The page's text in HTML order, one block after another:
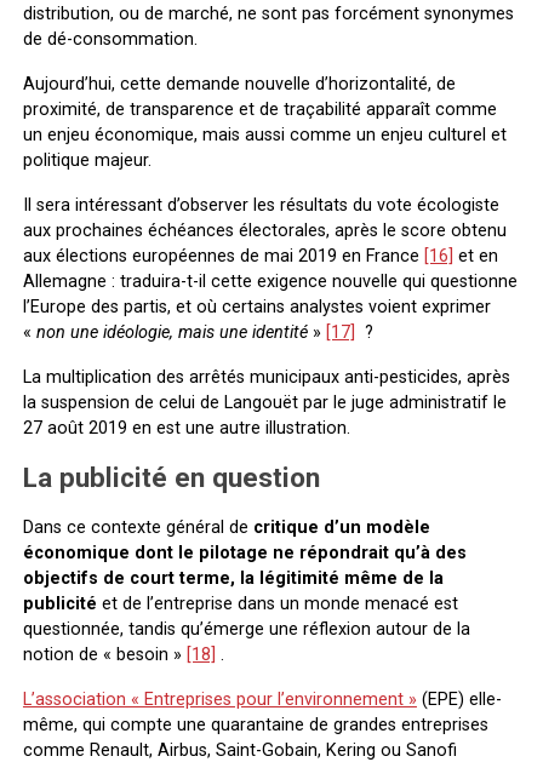
distribution, ou de marché, ne sont pas forcément synonymes
de dé-consommation.
Aujourd’hui, cette demande nouvelle d’horizontalité, de
proximité, de transparence et de traçabilité apparaît comme
un enjeu économique, mais aussi comme un enjeu culturel et
politique majeur.
Il sera intéressant d’observer les résultats du vote écologiste
aux prochaines échéances électorales, après le score obtenu
aux élections européennes de mai 2019 en France [16] et en
Allemagne : traduira-t-il cette exigence nouvelle qui questionne
l’Europe des partis, et où certains analystes voient exprimer
« non une idéologie, mais une identité» [17] ?
La multiplication des arrêtés municipaux anti-pesticides, après
la suspension de celui de Langouët par le juge administratif le
27 août 2019 en est une autre illustration.
La publicité en question
Dans ce contexte général de critique d’un modèle
économique dont le pilotage ne répondrait qu’à des
objectifs de court terme, la légitimité même de la
publicité et de l’entreprise dans un monde menacé est
questionnée, tandis qu’émerge une réflexion autour de la
notion de « besoin » [18] .
L’association « Entreprises pour l’environnement » (EPE) elle-
même, qui compte une quarantaine de grandes entreprises
comme Renault, Airbus, Saint-Gobain, Kering ou Sanofi